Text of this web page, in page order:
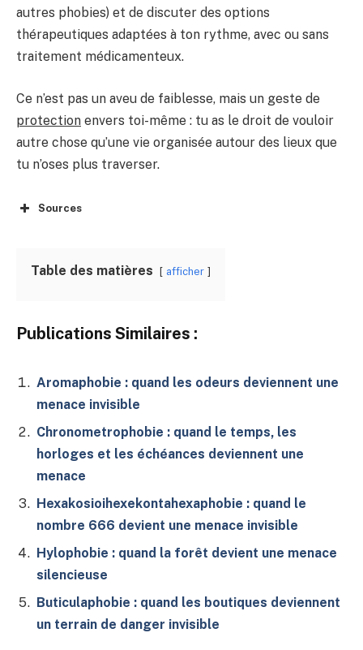
autres phobies) et de discuter des options
thérapeutiques adaptées à ton rythme, avec ou sans
traitement médicamenteux.
Ce n’est pas un aveu de faiblesse, mais un geste de
protection envers toi-même : tu as le droit de vouloir
autre chose qu’une vie organisée autour des lieux que
tu n’oses plus traverser.
Sources
Table des matières afficher
Publications Similaires :
Aromaphobie : quand les odeurs deviennent une
menace invisible
Chronometrophobie : quand le temps, les
horloges et les échéances deviennent une
menace
Hexakosioihexekontahexaphobie : quand le
nombre 666 devient une menace invisible
Hylophobie : quand la forêt devient une menace
silencieuse
Buticulaphobie : quand les boutiques deviennent
un terrain de danger invisible